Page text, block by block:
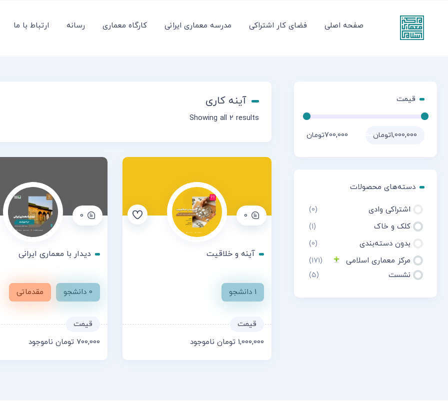
صفحه اصلی فضای کار اشتراکی مدرسه معماری ایرانی کارگاه معماری رسانه ارتباط با ما
آینه کاری
Showing all 2 results
0
آینه و خلاقیت
1 دانشجو
1,000,000 تومان ناموجود
0
دیدار با معماری ایرانی
0 دانشجو مقدماتی
700,000 تومان ناموجود
قیمت
قیمت: 700,000تومان 1,000,000تومان
دسته‌های محصولات
اشتراکی وادی
(0)
کلک و خاک
(1)
بدون دسته‌بندی
(0)
مرکز معماری اسلامی
(171)
نشست
(5)